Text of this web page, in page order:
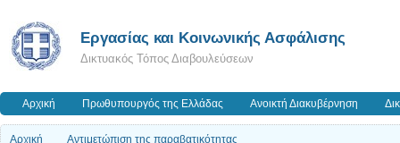
Εργασίας και Κοινωνικής Ασφάλισης
Δικτυακός Τόπος Διαβουλεύσεων
Αρχική Πρωθυπουργός της Ελλάδας Ανοικτή Διακυβέρνηση
Αρχική
Αντιμετώπιση της παραβατικότητας